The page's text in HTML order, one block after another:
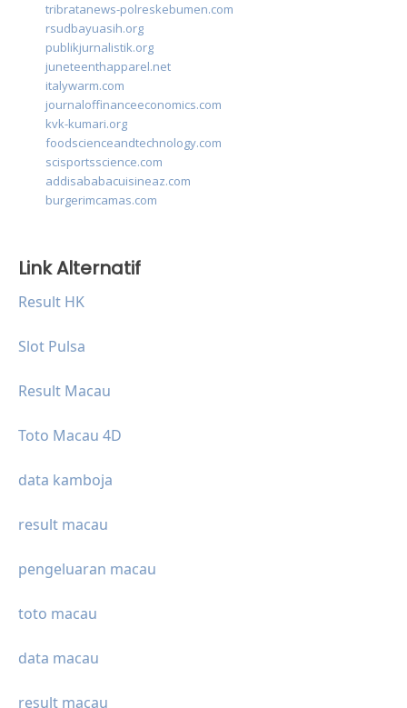
tribratanews-polreskebumen.com
rsudbayuasih.org
publikjurnalistik.org
juneteenthapparel.net
italywarm.com
journaloffinanceeconomics.com
kvk-kumari.org
foodscienceandtechnology.com
scisportsscience.com
addisababacuisineaz.com
burgerimcamas.com
Link Alternatif
Result HK
Slot Pulsa
Result Macau
Toto Macau 4D
data kamboja
result macau
pengeluaran macau
toto macau
data macau
result macau